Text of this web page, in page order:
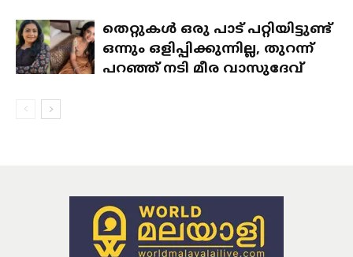
തെറ്റുകൾ ഒരു പാട് പറ്റിയിട്ടുണ്ട്
ഒന്നും ഒളിപ്പിക്കുന്നില്ല, തുറന്ന്
പറഞ്ഞ് നടി മീര വാസുദേവ്